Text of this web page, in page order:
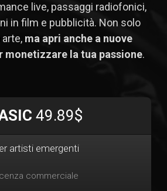
live, passaggi radiofonici,
in film e pubblicità. Non solo
ma apri anche a nuove
monetizzare la tua passione.
49.89$
artisti emergenti
commerciale